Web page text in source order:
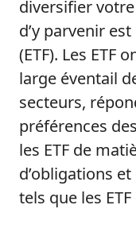
diversifier votre
d’y parvenir
(ETF). Les ETF
large éventail
secteurs,
préférences
les ETF de
d’obligations
tels que les